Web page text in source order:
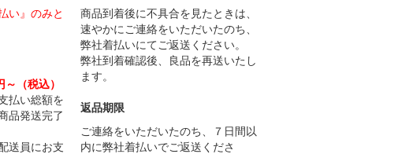
い』のみと
（税込）
払い総額を
品発送完了
送員にお支
商品到着後に不具合を見たときは、
速やかにご連絡をいただいたのち、
弊社着払いにてご返送ください。
弊社到着確認後、良品を再送いたし
ます。
返品期限
ご連絡をいただいたのち、７日間以
内に弊社着払いでご返送くださ